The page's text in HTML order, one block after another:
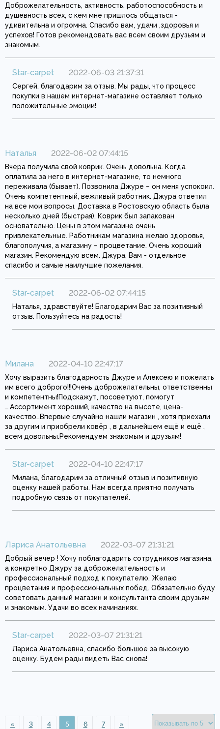
Доброжелательность, активность, работоспособность и
душевность всех, с кем мне пришлось общаться -
удивительна и огромна. Спасибо вам, удачи ,здоровья и
успехов! Готов рекомендовать вас всем своим друзьям и
знакомым.
Star-carpet 2022-06-03 21:37:31
Сергей, благодарим за отзыв. Мы рады, что процесс
покупки в нашем интернет-магазине оставляет только
положительные эмоции!
Наталья 2022-06-02 07:44:15
Вчера получила свой коврик. Очень довольна. Когда
оплатила за него в интернет-магазине, то немного
переживала (бывает). Позвонила Джуре – он меня успокоил.
Очень компетентный, вежливый работник. Джура ответил
на все мои вопросы. Доставка в Ростовскую область была
несколько дней (быстрая). Коврик был запакован
основательно. Цены в этом магазине очень
привлекательные. Работникам магазина желаю здоровья,
благополучия, а магазину – процветание. Очень хороший
магазин. Рекомендую всем. Джура, Вам - отдельное
спасибо и самые наилучшие пожелания.
Star-carpet 2022-06-02 07:44:15
Наталья, здравствуйте! Благодарим Вас за позитивный
отзыв. Пользуйтесь на радость!
Милана 2022-04-10 22:47:17
Хочу выразить благодарность Джуре и Алексею и пожелать
им всего доброго!!!Очень доброжелательны, ответственны
и компетентны!Подскажут, посоветуют, помогут
….Ассортимент хороший, качество на высоте, цена-
качество…Впервые случайно нашли магазин , хотя приехали
за другим и приобрели ковёр , в дальнейшем ещё и ещё ,
всем довольны.Рекомендуем знакомым и друзьям!
Star-carpet 2022-04-10 22:47:17
Милана, благодарим за отличный отзыв и позитивную
оценку нашей работы. Нам всегда приятно получать
подробную связь от покупателей.
Лариса Анатольевна 2022-03-07 21:31:21
Добрый вечер ! Хочу поблагодарить сотрудников магазина,
а конкретно Джуру за доброжелательность и
профессиональный подход к покупателю. Желаю
процветания и профессиональных побед. Обязательно буду
советовать данный магазин и консультанта своим друзьям
и знакомым. Удачи во всех начинаниях.
Star-carpet 2022-03-07 21:31:21
Лариса Анатольевна, спасибо большое за высокую
оценку. Будем рады видеть Вас снова!
« 3 4 5 6 7 »